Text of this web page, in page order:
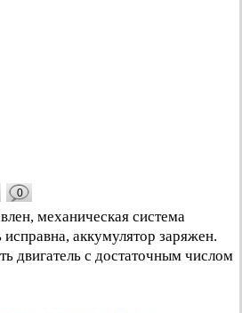
0
механическая система
аккумулятор заряжен.
двигатель с достаточным числом